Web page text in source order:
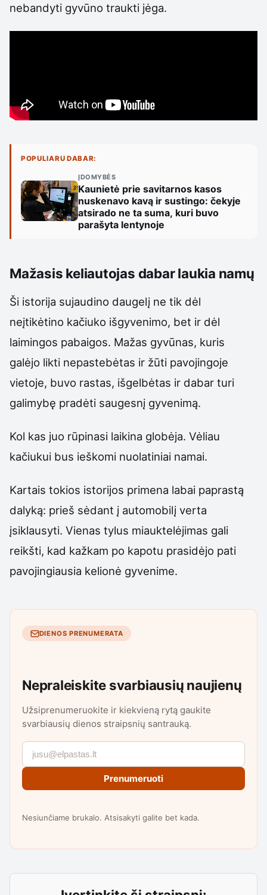
nebandyti gyvūno traukti jėga.
POPULIARU DABAR:
ĮDOMYBĖS
Kaunietė prie savitarnos kasos
nuskenavo kavą ir sustingo: čekyje
atsirado ne ta suma, kuri buvo
parašyta lentynoje
Mažasis keliautojas dabar laukia namų
Ši istorija sujaudino daugelį ne tik dėl
neįtikėtino kačiuko išgyvenimo, bet ir dėl
laimingos pabaigos. Mažas gyvūnas, kuris
galėjo likti nepastebėtas ir žūti pavojingoje
vietoje, buvo rastas, išgelbėtas ir dabar turi
galimybę pradėti saugesnį gyvenimą.
Kol kas juo rūpinasi laikina globėja. Vėliau
kačiukui bus ieškomi nuolatiniai namai.
Kartais tokios istorijos primena labai paprastą
dalyką: prieš sėdant į automobilį verta
įsiklausyti. Vienas tylus miauktelėjimas gali
reikšti, kad kažkam po kapotu prasidėjo pati
pavojingiausia kelionė gyvenime.
DIENOS PRENUMERATA
Nepraleiskite svarbiausių naujienų
Užsiprenumeruokite ir kiekvieną rytą gaukite
svarbiausių dienos straipsnių santrauką.
Prenumeruoti
Nesiunčiame brukalo. Atsisakyti galite bet kada.